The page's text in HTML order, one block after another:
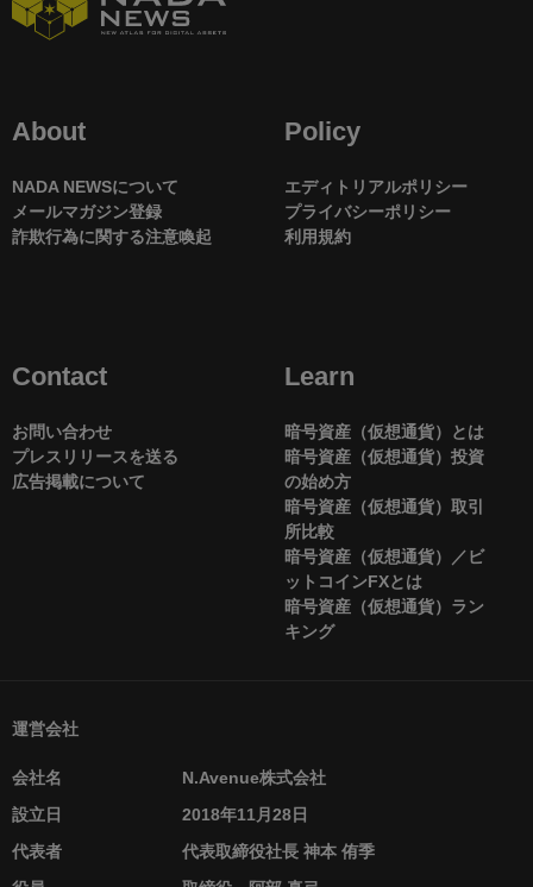
About
NADA NEWSについて
メールマガジン登録
詐欺行為に関する注意喚起
Policy
エディトリアルポリシー
プライバシーポリシー
利用規約
Contact
お問い合わせ
プレスリリースを送る
広告掲載について
Learn
暗号資産（仮想通貨）とは
暗号資産（仮想通貨）投資
の始め方
暗号資産（仮想通貨）取引
所比較
暗号資産（仮想通貨）／ビ
ットコインFXとは
暗号資産（仮想通貨）ラン
キング
運営会社
会社名
N.Avenue株式会社
設立日
2018年11月28日
代表者
代表取締役社長 神本 侑季